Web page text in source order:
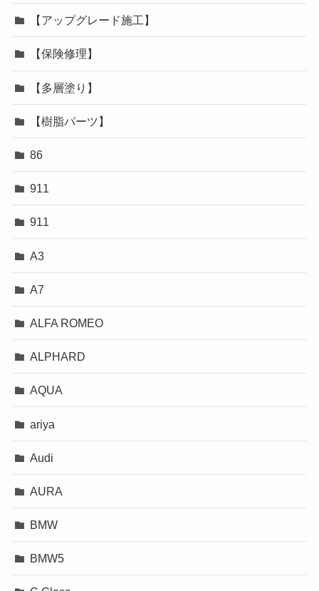
【アップグレード施工】
【保険修理】
【多層塗り】
【樹脂パーツ】
86
911
911
A3
A7
ALFA ROMEO
ALPHARD
AQUA
ariya
Audi
AURA
BMW
BMW5